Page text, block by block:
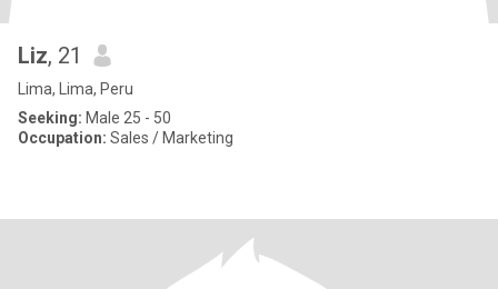
Liz, 21
Lima, Lima, Peru
Seeking: Male 25 - 50
Occupation: Sales / Marketing